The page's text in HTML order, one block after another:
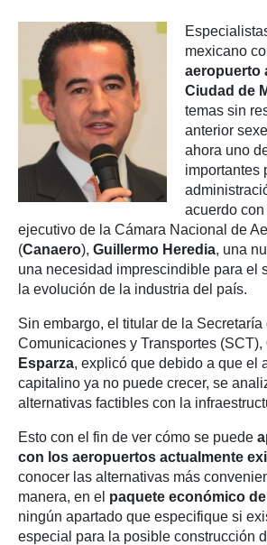
mexicano
aeropuerto
Ciudad de
temas sin
anterior
ahora uno
importantes
acuerdo
ejecutivo de la Cámara Nacional de
(Canaero), Guillermo Heredia, una
una necesidad imprescindible para el
la evolución de la industria del país.
Sin embargo, el titular de la Secretaría
Comunicaciones y Transportes (SCT),
Esparza, explicó que debido a que el
capitalino ya no puede crecer, se
alternativas factibles con la
Esto con el fin de ver cómo se puede
con los aeropuertos actualmente
conocer las alternativas más
manera, en el paquete económico
ningún apartado que especifique si
especial para la posible construcción